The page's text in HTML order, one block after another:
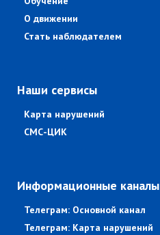
О движении
Стать наблюдателем
Наши сервисы
Карта нарушений
СМС-ЦИК
Информационные каналы
Телеграм: Основной канал
Телеграм: Карта нарушений